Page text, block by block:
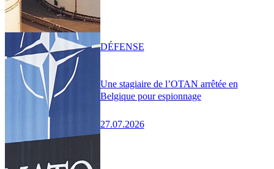
Une stagiaire de l’OTAN arrêtée en
Belgique pour espionnage
27.07.2026
DÉFENSE